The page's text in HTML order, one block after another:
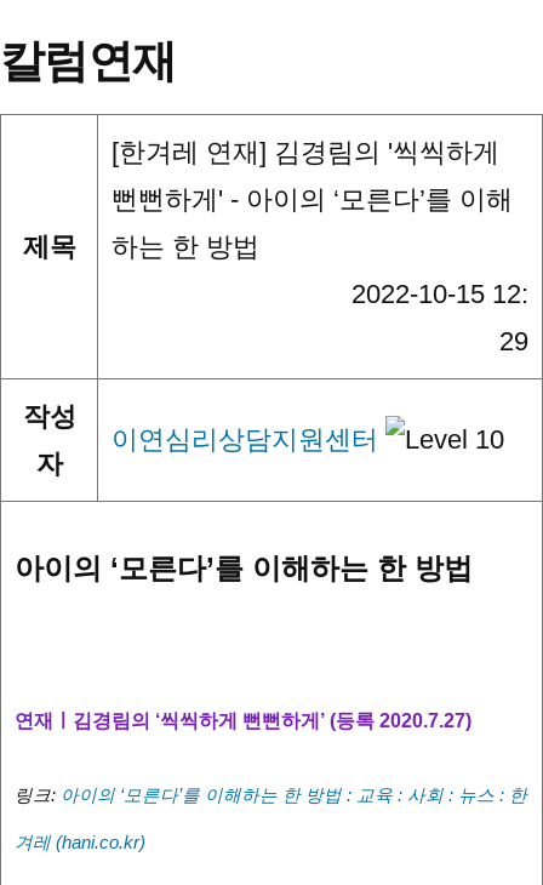
칼럼연재
제목
[한겨레 연재] 김경림의 '씩씩하게
뻔뻔하게' - 아이의 ‘모른다’를 이해
하는 한 방법
2022-10-15 12:
29
작성
자
이연심리상담지원센터
아이의 ‘모른다’를 이해하는 한 방법
연재ㅣ김경림의 ‘씩씩하게 뻔뻔하게’ (등록 2020.7.27)
링크: 아이의 ‘모른다’를 이해하는 한 방법 : 교육 : 사회 : 뉴스 : 한
겨레 (hani.co.kr)